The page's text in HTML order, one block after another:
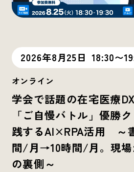
2026年8月25日 18:30〜
オンライン
学会で話題の在宅医療
「ご自慢バトル」優勝
践するAI×RPA活用 ～
間/月→10時間/月。現場
の裏側～